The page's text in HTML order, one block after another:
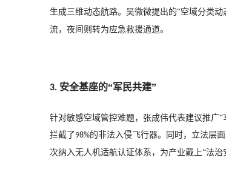
生成三维动态航路。吴微微提出的“空域分类
流，夜间则转为应急救援通道。
3. 安全基座的“军民共建”
针对敏感空域管控难题，张成伟代表建议推广“
拦截了98%的非法入侵飞行器。同时，立法层
次纳入无人机适航认证体系，为产业戴上“法治